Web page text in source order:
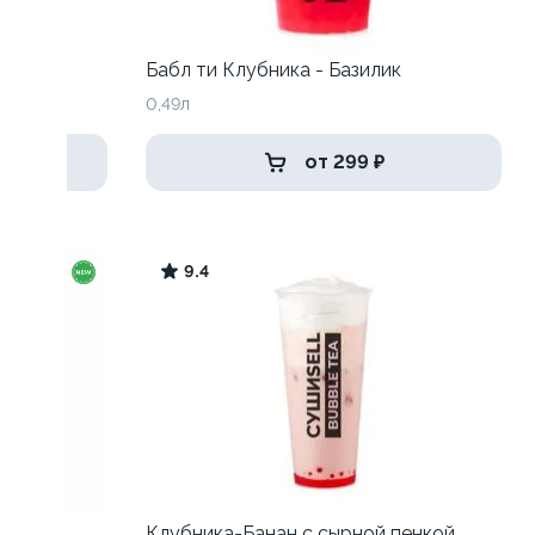
Бабл ти Клубника - Базилик
0,49л
от 299 ₽
9.4